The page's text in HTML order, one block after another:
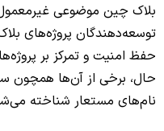
بلاک چین موضوعی
توسعه‌دهندگان پروژه‌های
حفظ امنیت و تمرکز بر
حال، برخی از آن‌ها همچون
نام‌های مستعار شناخته